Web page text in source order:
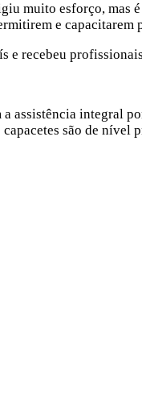
muito esforço, mas
e capacitarem
e recebeu
assistência integral
são de nível